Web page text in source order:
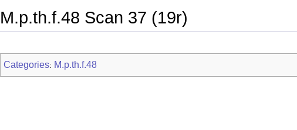
M.p.th.f.48 Scan 37 (19r)
Categories: M.p.th.f.48